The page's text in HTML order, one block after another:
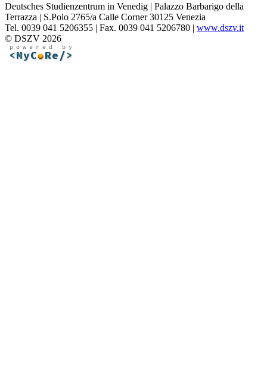
Deutsches Studienzentrum in Venedig | Palazzo Barbarigo della
Terrazza | S.Polo 2765/a Calle Corner 30125 Venezia
Tel. 0039 041 5206355 | Fax. 0039 041 5206780 | www.dszv.it
© DSZV 2026